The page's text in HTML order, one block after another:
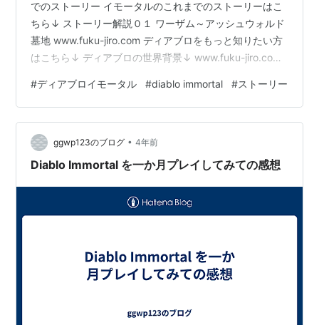
でのストーリー イモータルのこれまでのストーリーはこ
ちら↓ ストーリー解説０１ ワーザム～アッシュウォルド
墓地 www.fuku-jiro.com ディアブロをもっと知りたい方
はこちら↓ ディアブロの世界背景↓ www.fuku-jiro.com
ェストマーチ アッシュウォルド墓地でスケルトンキング
とレセスを倒しワールドストーンの欠片をげっと。 そこ
からケインにもらったポータルでウェストマーチへ飛び
ます。 この大きな街がこのゲームの拠点ですね。 「避難
民には見えないな。何…
#ディアブロイモータル #diablo immortal #ストーリー
ggwp123のブログ • 4年前
Diablo Immortal を一か月プレイしてみての感想